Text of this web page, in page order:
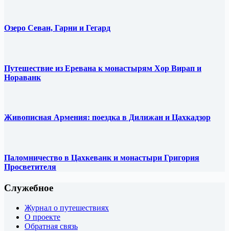
Озеро Севан, Гарни и Гегард
Путешествие из Еревана к монастырям Хор Вирап и
Нораванк
Живописная Армения: поездка в Дилижан и Цахкадзор
Паломничество в Цахкеванк и монастыри Григория
Просветителя
Служебное
Журнал о путешествиях
О проекте
Обратная связь